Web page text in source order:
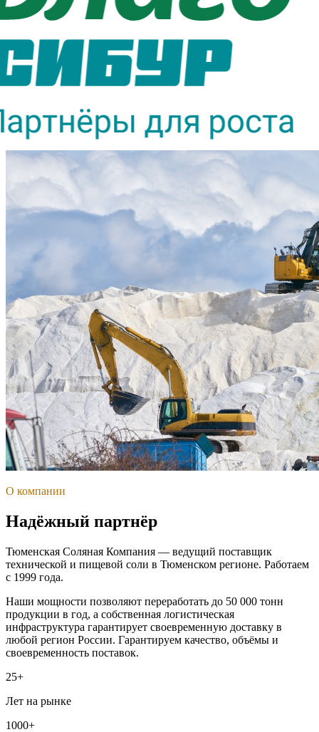
О компании
Надёжный партнёр
Тюменская Соляная Компания — ведущий поставщик
технической и пищевой соли в Тюменском регионе. Работаем
с 1999 года.
Наши мощности позволяют переработать до 50 000 тонн
продукции в год, а собственная логистическая
инфраструктура гарантирует своевременную доставку в
любой регион России. Гарантируем качество, объёмы и
своевременность поставок.
25+
Лет на рынке
1000+